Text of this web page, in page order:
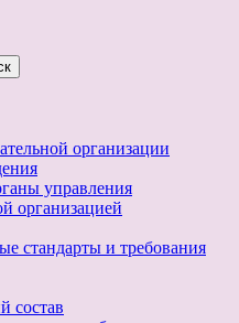
организации
управления
организацией
стандарты и требования
состав